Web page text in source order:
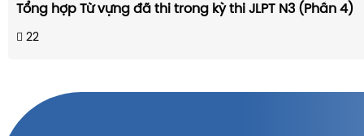
Tổng hợp Từ vựng đã thi trong kỳ thi JLPT N3 (Phần 4)
22